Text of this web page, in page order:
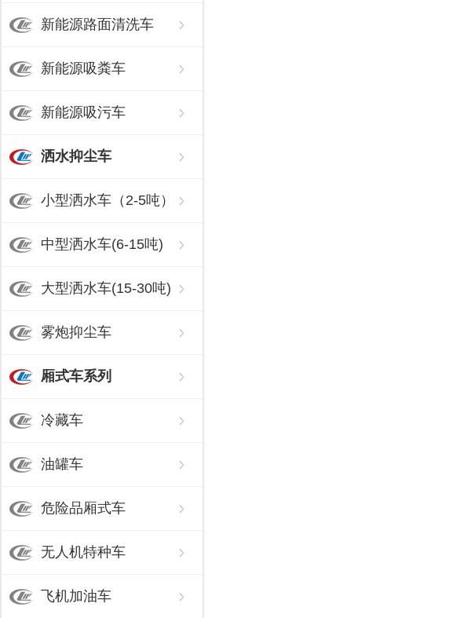
新能源路面清洗车
新能源吸粪车
新能源吸污车
洒水抑尘车
小型洒水车（2-5吨）
中型洒水车(6-15吨)
大型洒水车(15-30吨)
雾炮抑尘车
厢式车系列
冷藏车
油罐车
危险品厢式车
无人机特种车
飞机加油车